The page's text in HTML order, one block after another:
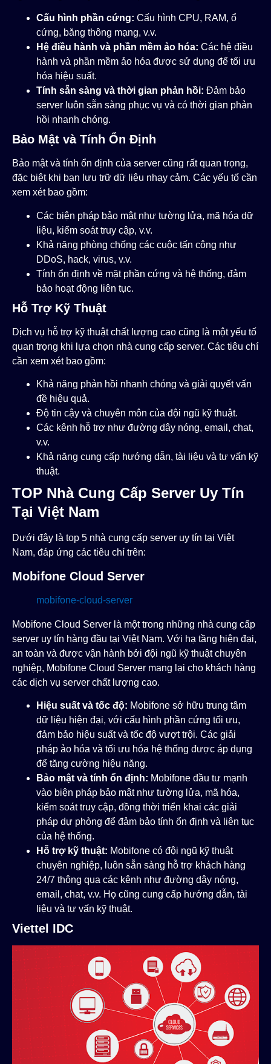
Cấu hình phần cứng: Cấu hình CPU, RAM, ổ
cứng, băng thông mạng, v.v.
Hệ điều hành và phần mềm ảo hóa: Các hệ điều
hành và phần mềm ảo hóa được sử dụng để tối ưu
hóa hiệu suất.
Tính sẵn sàng và thời gian phản hồi: Đảm bảo
server luôn sẵn sàng phục vụ và có thời gian phản
hồi nhanh chóng.
Bảo Mật và Tính Ổn Định
Bảo mật và tính ổn định của server cũng rất quan trọng,
đặc biệt khi bạn lưu trữ dữ liệu nhạy cảm. Các yếu tố cần
xem xét bao gồm:
Các biện pháp bảo mật như tường lửa, mã hóa dữ
liệu, kiểm soát truy cập, v.v.
Khả năng phòng chống các cuộc tấn công như
DDoS, hack, virus, v.v.
Tính ổn định về mặt phần cứng và hệ thống, đảm
bảo hoạt động liên tục.
Hỗ Trợ Kỹ Thuật
Dịch vụ hỗ trợ kỹ thuật chất lượng cao cũng là một yếu tố
quan trọng khi lựa chọn nhà cung cấp server. Các tiêu chí
cần xem xét bao gồm:
Khả năng phản hồi nhanh chóng và giải quyết vấn
đề hiệu quả.
Độ tin cậy và chuyên môn của đội ngũ kỹ thuật.
Các kênh hỗ trợ như đường dây nóng, email, chat,
v.v.
Khả năng cung cấp hướng dẫn, tài liệu và tư vấn kỹ
thuật.
TOP Nhà Cung Cấp Server Uy Tín
Tại Việt Nam
Dưới đây là top 5 nhà cung cấp server uy tín tại Việt
Nam, đáp ứng các tiêu chí trên:
Mobifone Cloud Server
mobifone-cloud-server
Mobifone Cloud Server là một trong những nhà cung cấp
server uy tín hàng đầu tại Việt Nam. Với hạ tầng hiện đại,
an toàn và được vận hành bởi đội ngũ kỹ thuật chuyên
nghiệp, Mobifone Cloud Server mang lại cho khách hàng
các dịch vụ server chất lượng cao.
Hiệu suất và tốc độ: Mobifone sở hữu trung tâm
dữ liệu hiện đại, với cấu hình phần cứng tối ưu,
đảm bảo hiệu suất và tốc độ vượt trội. Các giải
pháp ảo hóa và tối ưu hóa hệ thống được áp dụng
để tăng cường hiệu năng.
Bảo mật và tính ổn định: Mobifone đầu tư mạnh
vào biện pháp bảo mật như tường lửa, mã hóa,
kiểm soát truy cập, đồng thời triển khai các giải
pháp dự phòng để đảm bảo tính ổn định và liên tục
của hệ thống.
Hỗ trợ kỹ thuật: Mobifone có đội ngũ kỹ thuật
chuyên nghiệp, luôn sẵn sàng hỗ trợ khách hàng
24/7 thông qua các kênh như đường dây nóng,
email, chat, v.v. Họ cũng cung cấp hướng dẫn, tài
liệu và tư vấn kỹ thuật.
Viettel IDC